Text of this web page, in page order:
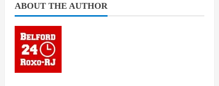
ABOUT THE AUTHOR